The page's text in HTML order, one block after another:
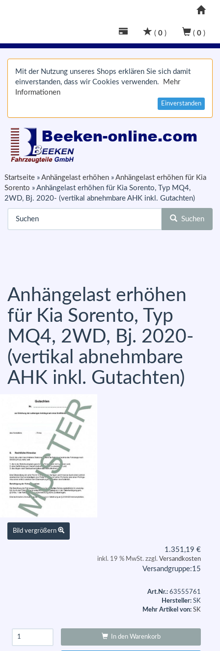
( 0 ) ( 0 )
Mit der Nutzung unseres Shops erklären Sie sich damit
einverstanden, dass wir Cookies verwenden.
Mehr
Informationen
Einverstanden
Startseite » Anhängelast erhöhen » Anhängelast erhöhen für Kia
Sorento » Anhängelast erhöhen für Kia Sorento, Typ MQ4,
2WD, Bj. 2020- (vertikal abnehmbare AHK inkl. Gutachten)
Suchen
Anhängelast erhöhen
für Kia Sorento, Typ
MQ4, 2WD, Bj. 2020-
(vertikal abnehmbare
AHK inkl. Gutachten)
Bild vergrößern
1.351,19 €
inkl. 19 % MwSt. zzgl. Versandkosten
Versandgruppe:15
Art.Nr.: 63555761
Hersteller: SK
Mehr Artikel von: SK
In den Warenkorb